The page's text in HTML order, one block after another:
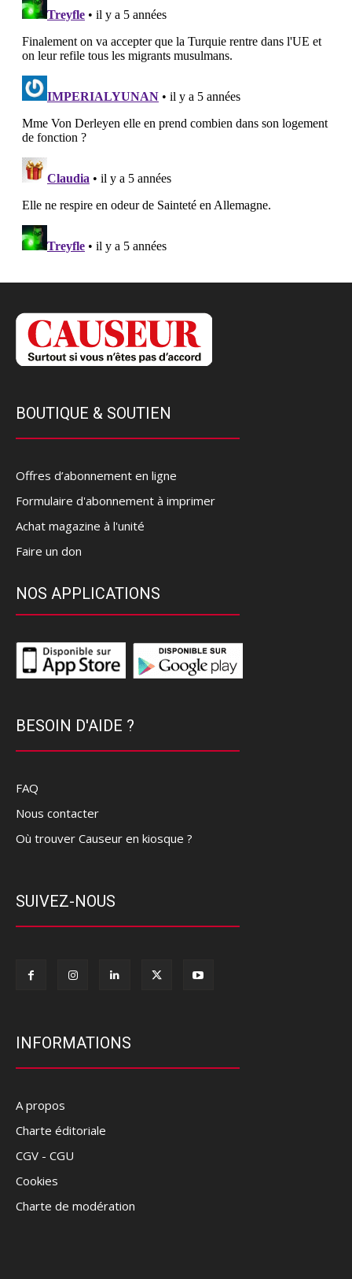
BOUTIQUE & SOUTIEN
Offres d’abonnement en ligne
Formulaire d'abonnement à imprimer
Achat magazine à l'unité
Faire un don
NOS APPLICATIONS
BESOIN D'AIDE ?
FAQ
Nous contacter
Où trouver Causeur en kiosque ?
SUIVEZ-NOUS
INFORMATIONS
A propos
Charte éditoriale
CGV - CGU
Cookies
Charte de modération